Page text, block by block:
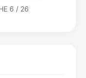
6 / 26